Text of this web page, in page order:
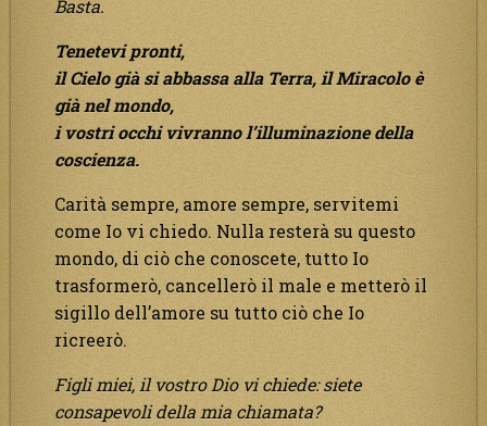
Basta.
Tenetevi pronti,
il Cielo già si abbassa alla Terra, il Miracolo è
già nel mondo,
i vostri occhi vivranno l’illuminazione della
coscienza.
Carità sempre, amore sempre, servitemi
come Io vi chiedo. Nulla resterà su questo
mondo, di ciò che conoscete, tutto Io
trasformerò, cancellerò il male e metterò il
sigillo dell’amore su tutto ciò che Io
ricreerò.
Figli miei, il vostro Dio vi chiede: siete
consapevoli della mia chiamata?